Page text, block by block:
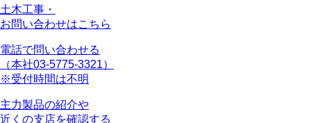
土木工事・
お問い合わせはこちら
電話で問い合わせる
（本社03-5775-3321）
※受付時間は不明
主力製品の紹介や
近くの支店を確認する